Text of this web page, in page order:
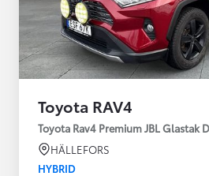
Toyota RAV4
Toyota Rav4 Premium JBL Glastak
HÄLLEFORS
HYBRID